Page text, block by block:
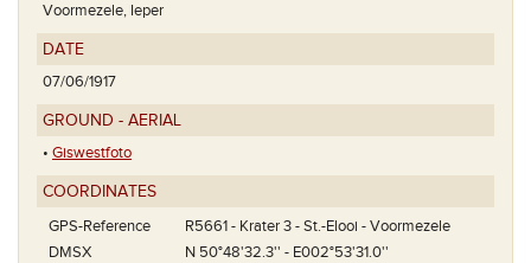
Voormezele, Ieper
DATE
07/06/1917
GROUND - AERIAL
• Giswestfoto
COORDINATES
GPS-Reference
R5661 - Krater 3 - St.-Elooi - Voormezele
DMSX
N 50°48'32.3'' - E002°53'31.0''